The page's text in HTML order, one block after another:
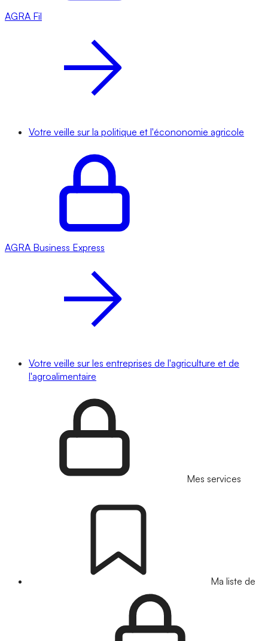
AGRA Fil
Votre veille sur la politique et l'écononomie agricole
AGRA Business Express
Votre veille sur les entreprises de l'agriculture et de
l'agroalimentaire
Mes services
Ma liste de